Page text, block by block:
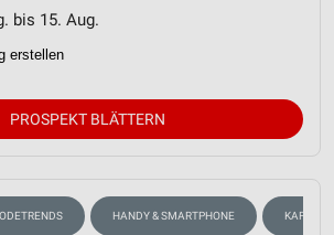
bis 15. Aug.
erstellen
PROSPEKT BLÄTTERN
HANDY & SMARTPHONE KAFFEE